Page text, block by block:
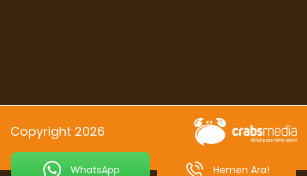
WhatsApp Hemen Ara!
Copyright 2026